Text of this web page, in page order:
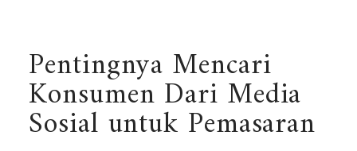
Pentingnya Mencari
Konsumen Dari Media
Sosial untuk Pemasaran